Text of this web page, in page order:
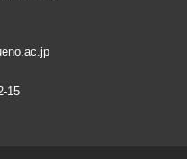
15